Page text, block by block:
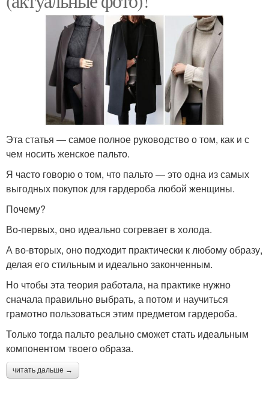
Эта статья — самое полное руководство о том, как и с
чем носить женское пальто.
Я часто говорю о том, что пальто — это одна из самых
выгодных покупок для гардероба любой женщины.
Почему?
Во-первых, оно идеально согревает в холода.
А во-вторых, оно подходит практически к любому образу,
делая его стильным и идеально законченным.
Но чтобы эта теория работала, на практике нужно
сначала правильно выбрать, а потом и научиться
грамотно пользоваться этим предметом гардероба.
Только тогда пальто реально сможет стать идеальным
компонентом твоего образа.
читать дальше →